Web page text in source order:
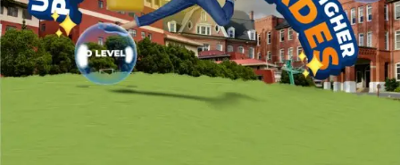
OUR PROGRAM